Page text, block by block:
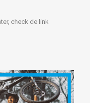
check de link